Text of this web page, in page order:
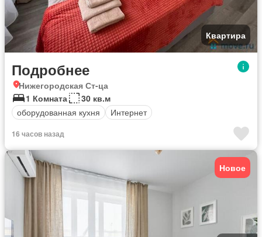
Квартира
Подробнее
Нижегородская Ст-ца
1 Комната
30 кв.м
оборудованная кухня
Интернет
16 часов назад
Новое